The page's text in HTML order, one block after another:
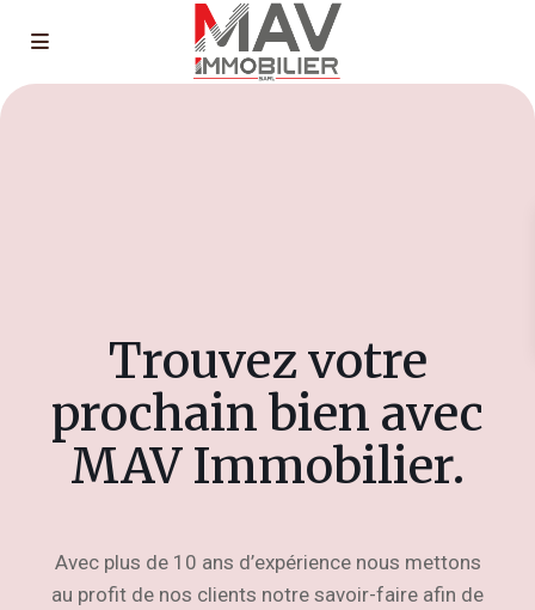
Trouvez votre
prochain bien avec
MAV Immobilier.
Avec plus de 10 ans d’expérience nous mettons
au profit de nos clients notre savoir-faire afin de